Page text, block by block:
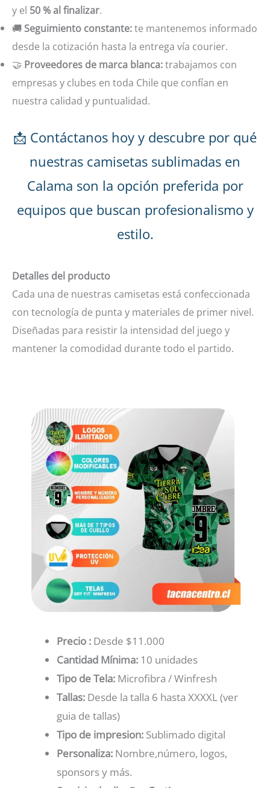
y el 50 % al finalizar.
🚚 Seguimiento constante:te mantenemos informado
desde la cotización hasta la entrega vía courier.
🤝 Proveedores de marca blanca:trabajamos con
empresas y clubes en toda Chile que confían en
nuestra calidad y puntualidad.
📩 Contáctanos hoy y descubre por qué
nuestras camisetas sublimadas en
Calama son la opción preferida por
equipos que buscan profesionalismo y
estilo.
Detalles del producto
Cada una de nuestras camisetas está confeccionada
con tecnología de punta y materiales de primer nivel.
Diseñadas para resistir la intensidad del juego y
mantener la comodidad durante todo el partido.
Precio :Desde $11.000
Cantidad Mínima:10 unidades
Tipo de Tela:Microfibra / Winfresh
Tallas: Desde la talla 6 hasta XXXXL (ver
guia de tallas)
Tipo de impresion:Sublimado digital
Personaliza:Nombre,número, logos,
sponsors y más.